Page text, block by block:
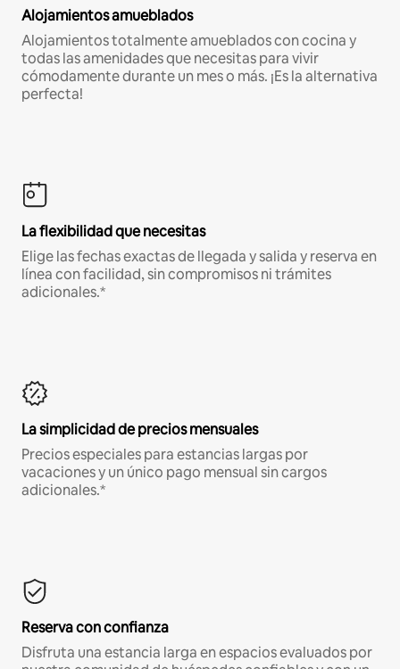
Alojamientos amueblados
Alojamientos totalmente amueblados con cocina y
todas las amenidades que necesitas para vivir
cómodamente durante un mes o más. ¡Es la alternativa
perfecta!
La flexibilidad que necesitas
Elige las fechas exactas de llegada y salida y reserva en
línea con facilidad, sin compromisos ni trámites
adicionales.*
La simplicidad de precios mensuales
Precios especiales para estancias largas por
vacaciones y un único pago mensual sin cargos
adicionales.*
Reserva con confianza
Disfruta una estancia larga en espacios evaluados por